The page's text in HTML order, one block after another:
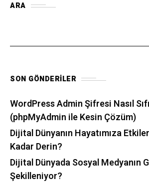
ARA
SON GÖNDERILER
WordPress Admin Şifresi Nasıl
(phpMyAdmin ile Kesin Çözüm)
Dijital Dünyanın Hayatımıza
Kadar Derin?
Dijital Dünyada Sosyal Medyanın
Şekilleniyor?